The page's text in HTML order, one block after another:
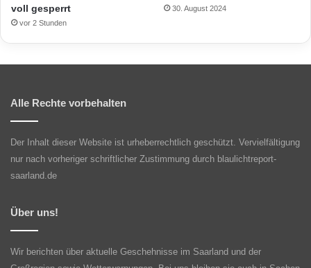
voll gesperrt
vor 2 Stunden
30. August 2024
Alle Rechte vorbehalten
Der Inhalt dieser Website ist urheberrechtlich geschützt. Vervielfältigung
nur nach vorheriger schriftlicher Zustimmung durch blaulichtreport-
saarland.de
Über uns!
Wir berichten über aktuelle Geschehnisse im Saarland und der